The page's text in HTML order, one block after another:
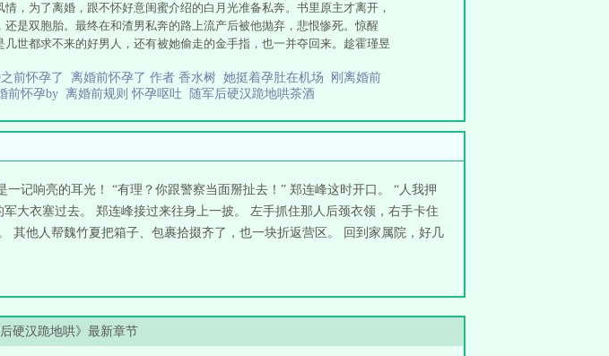
，为了离婚，跟不怀好意闺蜜介绍的白月光准备私奔。书里原主才离开，
是双胞胎。最终在和渣男私奔的路上流产后被他抛弃，悲恨惨死。惊醒
世都求不来的好男人，还有被她偷走的金手指，也一并夺回来。趁霍瑾昱
……！！！原来这个男人误会了她。“既然你不信我，那就等你的两个崽落地
通知。很快，霍瑾昱看着跟自己一模一样的两个缩小版，打脸来得猝不及
前怀孕了 离婚前怀孕了 作者 香水树 她挺着孕肚在机场
刚离婚前
前怀孕by 离婚前规则 怀孕呕吐 随军后硬汉跪地哄茶酒
记响亮的耳光！ “有理？你跟警察当面掰扯去！” 郑连峰这时开口。 “人我押
大衣塞过去。 郑连峰接过来往身上一披。 左手抓住那人后颈衣领，右手卡住
其他人帮魏竹夏把箱子、包裹拾掇齐了，也一块折返营区。 回到家属院，好几
硬汉跪地哄》最新章节